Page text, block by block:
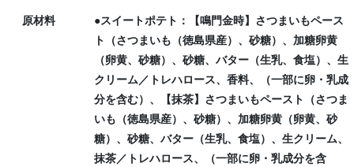
原材料
●スイートポテト：【鳴門金時】さつまいもペース
ト（さつまいも（徳島県産）、砂糖）、加糖卵黄
（卵黄、砂糖）、砂糖、バター（生乳、食塩）、生
クリーム／トレハロース、香料、（一部に卵・乳成
分を含む）、【抹茶】さつまいもペースト（さつま
いも（徳島県産）、砂糖）、加糖卵黄（卵黄、砂
糖）、砂糖、バター（生乳、食塩）、生クリーム、
抹茶／トレハロース、（一部に卵・乳成分を含